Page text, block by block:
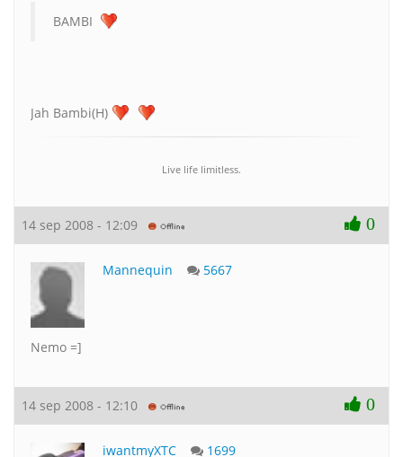
BAMBI
Jah Bambi(H)
Live life limitless.
14 sep 2008 - 12:09 0
Mannequin 5667
Nemo =]
14 sep 2008 - 12:10 0
iwantmyXTC 1699